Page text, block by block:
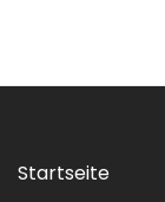
Startseite